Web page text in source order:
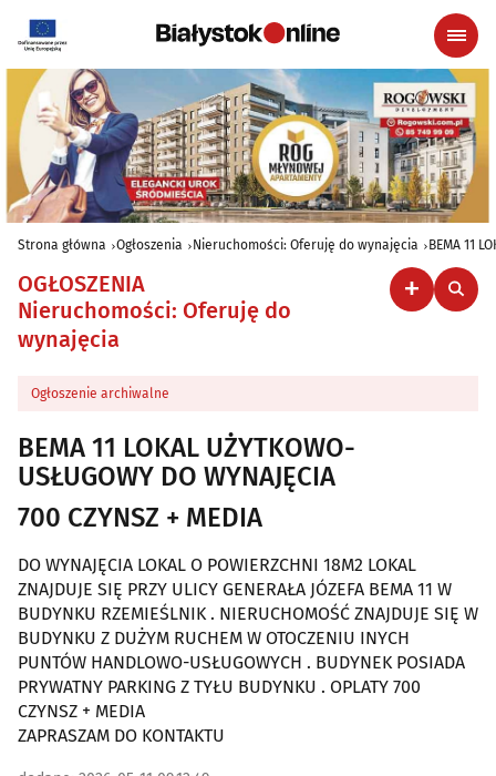
Strona główna Ogłoszenia Nieruchomości: Oferuję do wynajęcia BEMA 11
OGŁOSZENIA
Nieruchomości: Oferuję do
wynajęcia
Ogłoszenie archiwalne
BEMA 11 LOKAL UŻYTKOWO-
USŁUGOWY DO WYNAJĘCIA
700 CZYNSZ + MEDIA
DO WYNAJĘCIA LOKAL O POWIERZCHNI 18M2 LOKAL
ZNAJDUJE SIĘ PRZY ULICY GENERAŁA JÓZEFA BEMA 11 W
BUDYNKU RZEMIEŚLNIK . NIERUCHOMOŚĆ ZNAJDUJE SIĘ W
BUDYNKU Z DUŻYM RUCHEM W OTOCZENIU INYCH
PUNTÓW HANDLOWO-USŁUGOWYCH . BUDYNEK POSIADA
PRYWATNY PARKING Z TYŁU BUDYNKU . OPLATY 700
CZYNSZ + MEDIA
ZAPRASZAM DO KONTAKTU